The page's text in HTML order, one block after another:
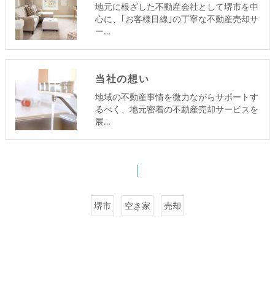
地元に根ざした不動産会社として堺市を中
心に、｢お客様目線｣の丁寧な不動産売却サ
ー…
当社の想い
地域の不動産事情を微力ながらサポートす
るべく、地元密着の不動産売却サービスを
展…
堺市 空き家 売却